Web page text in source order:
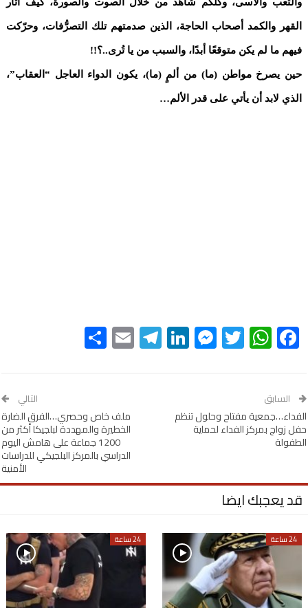
القهر والكمد أصحاب الحاجة، الذين صدمتهم تلك التصرُّفات، وحرّكت
فيهم ما لم يكن متوقعًا أبدًا، والسبب من يا تُرى..؟!!
حين يصرخ مواطن (ما) من ألمٍ (ما)، يكون الدواء العاجل “العقاب”،
الذي لابد أن يأتي على قدر الألم…
Facebook
WhatsApp
Twitter
Messenger
LinkedIn
Telegram
Email
السابق
الفداء…جمعية مفتاح وحلول تنظم
حفل زواج بمركز الفداء لحماية
الطفولة
التالي
ملف خاص وحصري…الفرق الضارة
الخطيرة والمهددة لبلجيكا أكثر من
1200 جماعة على هامش اليوم
الدراسي بالمركز البلجيكي للدراسات
الأمنية
قد يعجبك ايضا
24 ساعة 24 ساعة